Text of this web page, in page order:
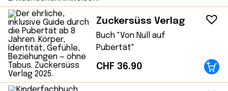
Zuckersüss Verlag
Buch "Von Null auf
Pubertät"
CHF 36.90